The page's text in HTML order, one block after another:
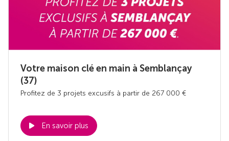
Votre maison clé en main à Semblançay
(37)
Profitez de 3 projets excusifs à partir de 267 000 €
En savoir plus